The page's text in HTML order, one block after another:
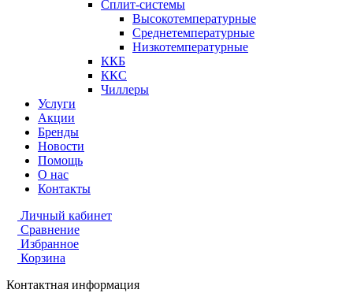
Сплит-системы
Высокотемпературные
Среднетемпературные
Низкотемпературные
ККБ
ККС
Чиллеры
Услуги
Акции
Бренды
Новости
Помощь
О нас
Контакты
Личный кабинет
Сравнение
Избранное
Корзина
Контактная информация